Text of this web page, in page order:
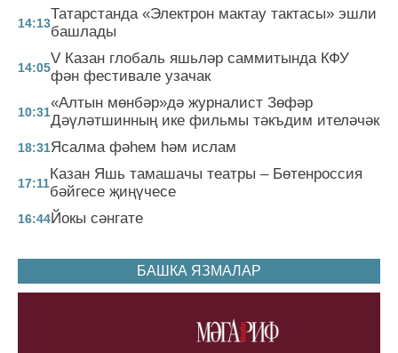
14:13
Татарстанда «Электрон мактау тактасы» эшли
башлады
14:05
V Казан глобаль яшьләр саммитында КФУ
фән фестивале узачак
10:31
«Алтын мөнбәр»дә журналист Зөфәр
Дәүләтшинның ике фильмы тәкъдим ителәчәк
18:31Ясалма фәһем һәм ислам
17:11
Казан Яшь тамашачы театры – Бөтенроссия
бәйгесе җиңүчесе
16:44Йокы сәнгате
БАШКА ЯЗМАЛАР